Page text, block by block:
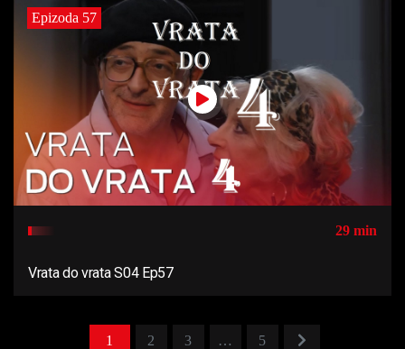
Epizoda 57
29 min
Vrata do vrata S04 Ep57
1 2 3 … 5